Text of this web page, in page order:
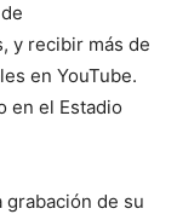
y recibir más de
en YouTube.
en el Estadio
grabación de su